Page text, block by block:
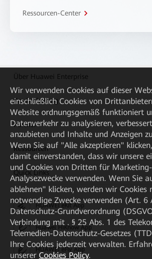
Ressourcen-Center
Über Huawei Enterprise
Kaufanleitung
Partner
Ressourcen
Quick Links
HUAWEI eKit App
Huawei HiKnow App
HUAWEI eFly App
Wir verwenden Cookies auf dieser
einschließlich Cookies von
Website ordnungsgemäß funktioniert
Datenverkehr zu analysieren,
anzubieten und Inhalte und Anzeigen
Wenn Sie auf "Alle akzeptieren"
damit einverstanden, dass wir unsere
und Cookies von Dritten für
Analysezwecke verwenden. Wenn Sie
ablehnen" klicken, werden wir Cookies
notwendige Zwecke verwenden (Art. 6
Datenschutz-Grundverordnung
Verbindung mit . § 25 Abs. 1 des
Telemedien-Datenschutz-Gesetzes
Ihre Cookies jederzeit verwalten.
unserer Cookies Policy.